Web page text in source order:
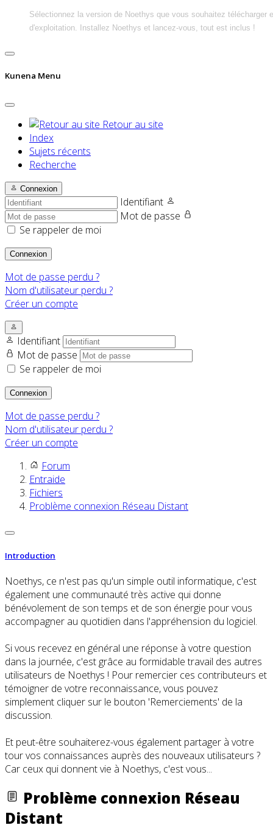
Sélectionnez la version de Noethys que vous souhaitez télécharger
d'exploitation. Installez Noethys et lancez-vous, tout est inclus !
Kunena Menu
Retour au site
Index
Sujets récents
Recherche
Connexion
Identifiant
Mot de passe
Se rappeler de moi
Connexion
Mot de passe perdu ?
Nom d'utilisateur perdu ?
Créer un compte
Identifiant
Mot de passe
Se rappeler de moi
Connexion
Mot de passe perdu ?
Nom d'utilisateur perdu ?
Créer un compte
Forum
Entraide
Fichiers
Problème connexion Réseau Distant
Introduction
Noethys, ce n'est pas qu'un simple outil informatique, c'est
également une communauté très active qui donne
bénévolement de son temps et de son énergie pour vous
accompagner au quotidien dans l'appréhension du logiciel.
Si vous recevez en général une réponse à votre question
dans la journée, c'est grâce au formidable travail des autres
utilisateurs de Noethys ! Pour remercier ces contributeurs et
témoigner de votre reconnaissance, vous pouvez
simplement cliquer sur le bouton 'Remerciements' de la
discussion.
Et peut-être souhaiterez-vous également partager à votre
tour vos connaissances auprès des nouveaux utilisateurs ?
Car ceux qui donnent vie à Noethys, c'est vous...
Problème connexion Réseau
Distant